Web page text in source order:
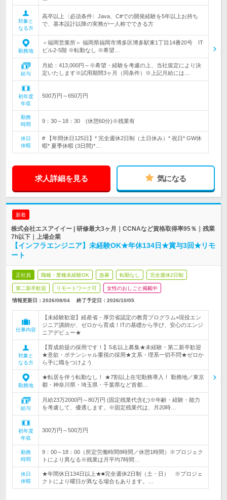
対象と
なる方
高卒以上〈必須条件〉Java、C#での開発経験を5年以上お持ち
で、基本設計以降の実務が一人称でできる方
勤務地
＜福岡営業所＞ 福岡県福岡市博多区博多駅東1丁目14番20号 IT
ビル2-5階 ※転勤なし ※希望…
給与
月給：413,000円～※希望・経験を考慮の上、当社規定により決
定いたします※試用期間3ヶ月（同条件）※上記月給には…
初年度
年収
500万円～650万円
勤務
時間
9：30～18：30 (休憩60分)※残業有
休日
休暇
# 【年間休日125日】* 完全週休2日制（土日休み）* 祝日* GW休
暇* 夏季休暇 (3日間)*…
求人詳細を見る 気になる
新着
株式会社エスアイイー | 研修最大3ヶ月｜CCNAなど資格取得率95％｜残業
7h以下｜上場企業
【インフラエンジニア】未経験OK★年休134日★賞与3回★リモ
ート
正社員 職種・業種未経験OK 急募 転勤なし 完全週休2日制
第二新卒歓迎 リモートワーク可 女性のおしごと掲載中
情報更新日：2026/08/04 終了予定日： 2026/10/05
仕事内容
【未経験歓迎】経産省・厚労省認定の教育プログラム×現役エン
ジニア講師が、ゼロから育成！ITの基礎から学び、安心のエンジ
ニアデビュー★
対象と
なる方
【育成前提の採用です！】5名以上募集★未経験・第二新卒歓迎
★意欲・ポテンシャル重視の採用★文系・理系一切不問★ゼロか
ら手に職をつけよう
勤務地
★転居を伴う転勤なし！ ★7割以上在宅勤務導入！ 勤務地／東京
都・神奈川県・埼玉県・千葉県など首都…
給与
月給23万2000円～80万円 (固定残業代含む)※年齢・経験・能力
を考慮して、優遇します。※固定残業代は、月20時…
初年度
年収
300万円～500万円
勤務
時間
9：00～18：00（所定労働時間8時間／休憩1時間）※プロジェク
トにより異なる※残業は月平均7時間…
休日
休暇
★年間休日134日以上★■完全週休2日制（土・日） ※プロジェ
クトにより曜日が異なる場合もあります。…